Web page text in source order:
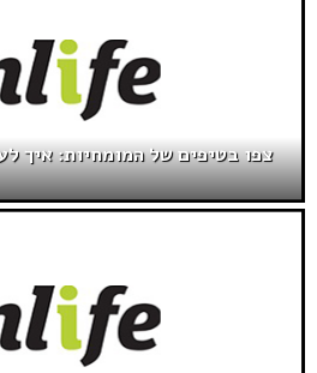
צפו בטיפים של המומחיות: איך